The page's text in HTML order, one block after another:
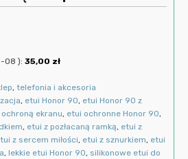
08 ): 35,00 zł
, telefonia i akcesoria
, etui Honor 90, etui Honor 90 z
ekranu, etui ochronne Honor 90,
, etui z pozłacaną ramką, etui z
z sercem miłości, etui z sznurkiem, etui
, lekkie etui Honor 90, silikonowe etui do